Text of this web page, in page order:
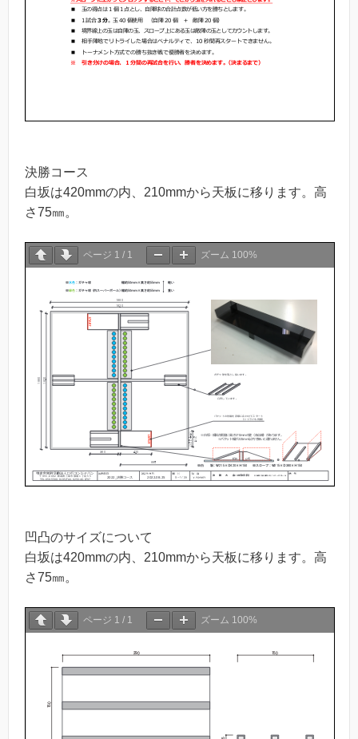
決勝コース
白坂は420mmの内、210mmから天板に移ります。高
さ75㎜。
ページ 1 / 1 ズーム 100%
凹凸のサイズについて
白坂は420mmの内、210mmから天板に移ります。高
さ75㎜。
ページ 1 / 1 ズーム 100%